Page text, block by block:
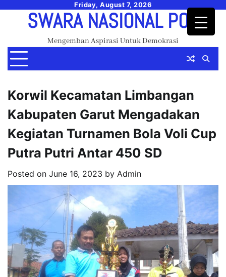
Friday, August 7, 2026
SWARA NASIONAL POS
Mengemban Aspirasi Untuk Demokrasi
Korwil Kecamatan Limbangan
Kabupaten Garut Mengadakan
Kegiatan Turnamen Bola Voli Cup
Putra Putri Antar 450 SD
Posted on June 16, 2023 by Admin